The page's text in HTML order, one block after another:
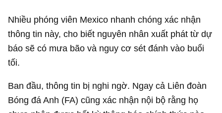
Nhiều phóng viên Mexico nhanh chóng xác nhận
thông tin này, cho biết nguyên nhân xuất phát từ dự
báo sẽ có mưa bão và nguy cơ sét đánh vào buổi
tối.
Ban đầu, thông tin bị nghi ngờ. Ngay cả Liên đoàn
Bóng đá Anh (FA) cũng xác nhận nội bộ rằng họ